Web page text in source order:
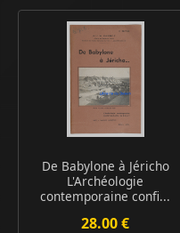
De Babylone à Jéricho
L'Archéologie
contemporaine confi...
28.00 €